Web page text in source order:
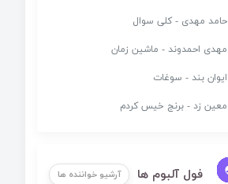
حامد مهدی - کلی سوال
مهدی احمدوند - ماشین زمان
ایوان بند - سوغات
معین زد - برنج خیس کردم
فول آلبوم ها آرشیو خواننده ها